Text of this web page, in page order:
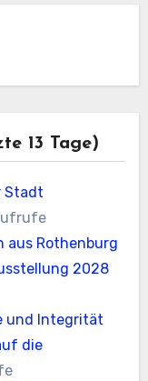
13 Tage)
Stadt
aus Rothenburg
2028
und Integrität
die